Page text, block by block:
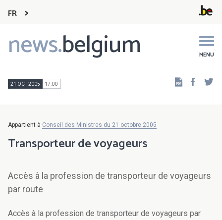
FR
news.belgium MENU
Main
navigation
21 OCT 2005 17:00
Appartient à Conseil des Ministres du 21 octobre 2005
Transporteur de voyageurs
Accès à la profession de transporteur de voyageurs
par route
Accès à la profession de transporteur de voyageurs par